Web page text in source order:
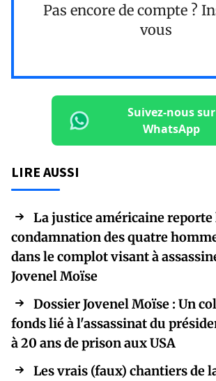
Pas encore de compte ?
vous
Suivez-nous sur
WhatsApp
LIRE AUSSI
La justice américaine reporte
condamnation des quatre
dans le complot visant à
Jovenel Moïse
Dossier Jovenel Moïse : Un
fonds lié à l'assassinat du
à 20 ans de prison aux USA
Les vrais (faux) chantiers de